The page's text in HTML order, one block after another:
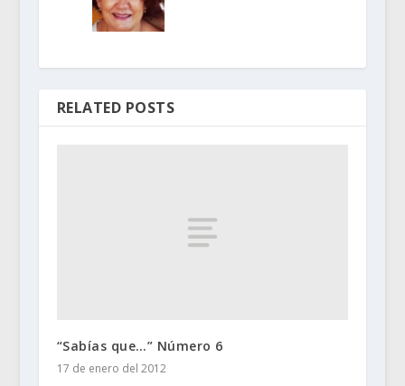
RELATED POSTS
“Sabías que…” Número 6
17 de enero del 2012